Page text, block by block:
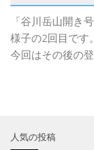
「谷川岳山開き
様子の2回目です
今回はその後の
人気の投稿